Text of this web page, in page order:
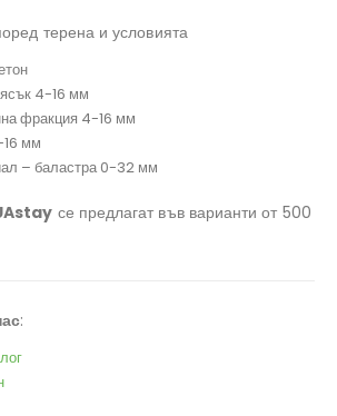
терена и условията
4-16 мм
фракция 4-16 мм
мм
– баластра 0-32 мм
се предлагат във варианти от 500
: